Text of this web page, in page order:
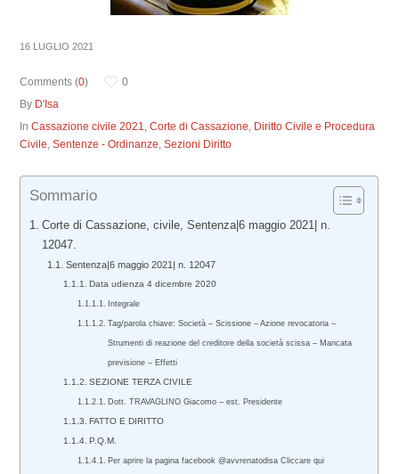
16 LUGLIO 2021
Comments (0)
0
By D'Isa
InCassazione civile 2021,Corte di Cassazione, Diritto Civile e Procedura
Civile,Sentenze - Ordinanze,Sezioni Diritto
Sommario
Corte di Cassazione, civile, Sentenza|6 maggio 2021| n.
12047.
Sentenza|6 maggio 2021| n. 12047
Data udienza 4 dicembre 2020
Integrale
Tag/parola chiave: Società – Scissione – Azione revocatoria –
Strumenti di reazione del creditore della società scissa – Mancata
previsione – Effetti
SEZIONE TERZA CIVILE
Dott. TRAVAGLINO Giacomo – est. Presidente
FATTO E DIRITTO
P.Q.M.
Per aprire la pagina facebook @avvrenatodisa Cliccare qui